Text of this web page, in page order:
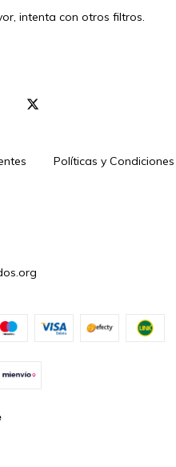
intenta con otros filtros.
Políticas y Condiciones